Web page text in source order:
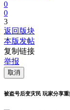
0
0
3
返回版块
本版发帖
复制链接
举报
取消
被盗号后变灾民 玩家分享